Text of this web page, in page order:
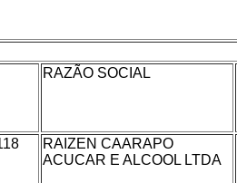
RAZÃO SOCIAL
RAIZEN CAARAPO
ACUCAR E ALCOOL LTDA